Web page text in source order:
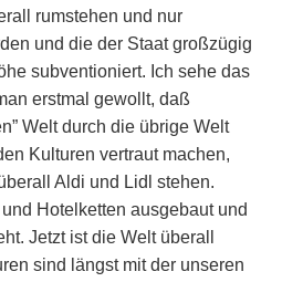
rumstehen und nur
und die der Staat großzügig
subventioniert. Ich sehe das
erstmal gewollt, daß
Welt durch die übrige Welt
Kulturen vertraut machen,
Aldi und Lidl stehen.
Hotelketten ausgebaut und
Jetzt ist die Welt überall
sind längst mit der unseren